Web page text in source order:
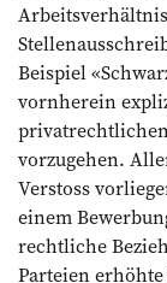
Beispiel
vornherein
vorzugehen.
Verstoss
einem
rechtliche
Parteien